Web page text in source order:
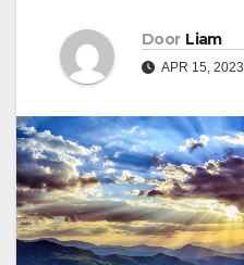
Door Liam
APR 15, 2023